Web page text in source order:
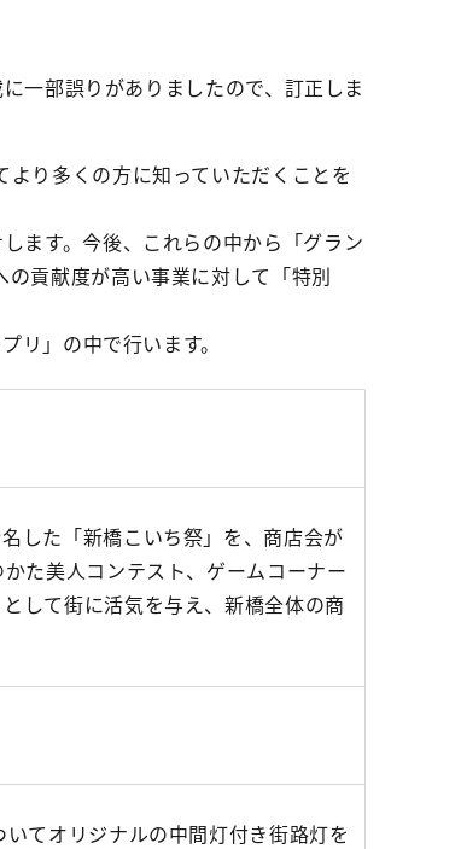
一部誤りがありましたので、訂正しま
り多くの方に知っていただくことを
ます。今後、これらの中から「グラン
貢献度が高い事業に対して「特別
」の中で行います。
した「新橋こいち祭」を、商店会が
た美人コンテスト、ゲームコーナー
して街に活気を与え、新橋全体の商
てオリジナルの中間灯付き街路灯を